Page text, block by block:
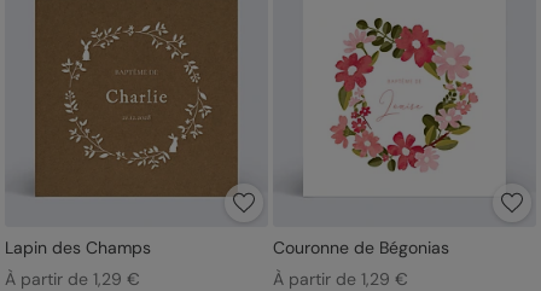
Lapin des Champs
À partir de 1,29 €
Couronne de Bégonias
À partir de 1,29 €